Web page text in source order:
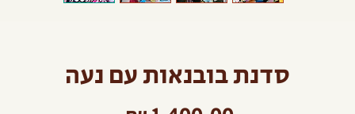
סדנת בובנאות עם נעה